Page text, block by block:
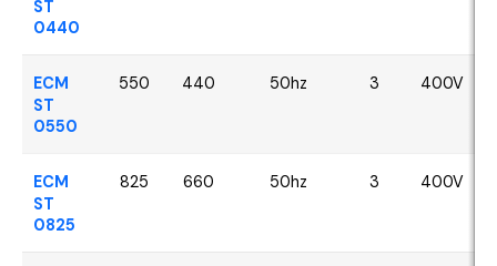
ST
0440
ECM
ST
0550
550 440 50hz 3 400V
ECM
ST
0825
825 660 50hz 3 400V